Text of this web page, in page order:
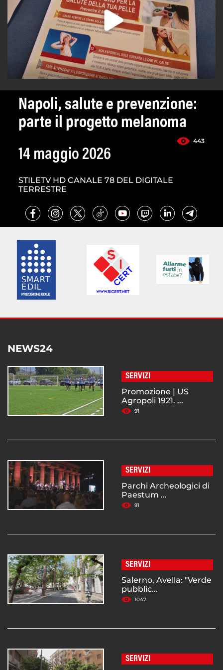
Napoli, salute e prevenzione:
parte il progetto melanoma
443
14 maggio 2026
STILETV HD CANALE 78 DEL DIGITALE
TERRESTRE
NEWS24
SERVIZI
Promozione | US
Agropoli 1921. ...
91
SERVIZI
Parchi Archeologici di
Paestum ...
91
SERVIZI
Salerno, Avella: "Verde
pubblic...
1047
SERVIZI